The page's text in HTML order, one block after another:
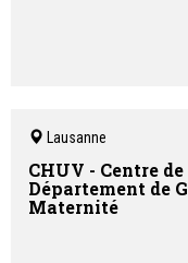
Lausanne
CHUV - Centre
Département de
Maternité